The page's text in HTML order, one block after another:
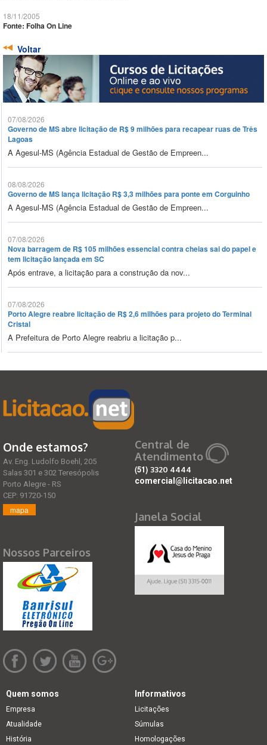
18/11/2005
Fonte: Folha On Line
Voltar
07/08/2026
Governo de MS abre licitação de R$ 9 milhões para recapear ruas de Três
Lagoas
A Agesul-MS (Agência Estadual de Gestão de Empreen...
08/08/2026
Governo de MS lança licitação R$ 3,3 milhões para ponte em Corguinho
A Agesul-MS (Agência Estadual de Gestão de Empreen...
07/08/2026
Nova barragem de R$ 105 milhões essencial contra cheias sai do papel e
tem licitação lançada em SC
Após entrave, a licitação para a construção da nov...
07/08/2026
Porto Alegre reabre licitação de R$ 2,6 milhões para projeto do Terminal
Cristal
A Prefeitura de Porto Alegre reabriu a licitação p...
Onde estamos?
Av. Eng. Ludolfo Boehl, 205
Salas 301 e 302 Teresópolis
Porto Alegre - RS
CEP: 91720-150
mapa
Nossos Parceiros
Central de
Atendimento
(51) 3320 4444
comercial@licitacao.net
Janela Social
Quem somos
Empresa
Atualidade
História
Informativos
Licitações
Súmulas
Homologações